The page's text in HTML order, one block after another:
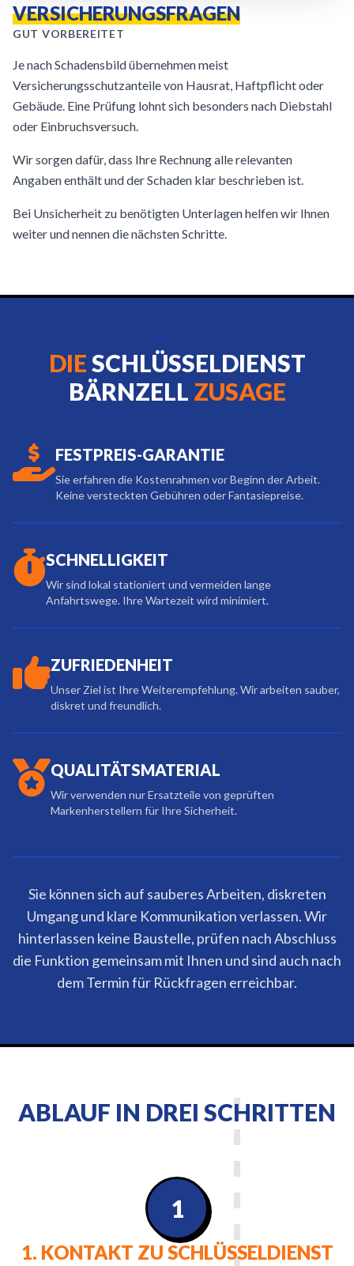
VERSICHERUNGSFRAGEN
GUT VORBEREITET
Je nach Schadensbild übernehmen meist
Versicherungsschutzanteile von Hausrat, Haftpflicht oder
Gebäude. Eine Prüfung lohnt sich besonders nach Diebstahl
oder Einbruchsversuch.
Wir sorgen dafür, dass Ihre Rechnung alle relevanten
Angaben enthält und der Schaden klar beschrieben ist.
Bei Unsicherheit zu benötigten Unterlagen helfen wir Ihnen
weiter und nennen die nächsten Schritte.
DIESCHLÜSSELDIENST
BÄRNZELL ZUSAGE
FESTPREIS-GARANTIE
Sie erfahren die Kostenrahmen vor Beginn der Arbeit.
Keine versteckten Gebühren oder Fantasiepreise.
SCHNELLIGKEIT
Wir sind lokal stationiert und vermeiden lange
Anfahrtswege. Ihre Wartezeit wird minimiert.
ZUFRIEDENHEIT
Unser Ziel ist Ihre Weiterempfehlung. Wir arbeiten sauber,
diskret und freundlich.
QUALITÄTSMATERIAL
Wir verwenden nur Ersatzteile von geprüften
Markenherstellern für Ihre Sicherheit.
Sie können sich auf sauberes Arbeiten, diskreten
Umgang und klare Kommunikation verlassen. Wir
hinterlassen keine Baustelle, prüfen nach Abschluss
die Funktion gemeinsam mit Ihnen und sind auch nach
dem Termin für Rückfragen erreichbar.
ABLAUF IN DREI SCHRITTEN
1. KONTAKT ZU SCHLÜSSELDIENST
1